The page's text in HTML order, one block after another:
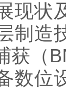
现状
制造
获（
数位